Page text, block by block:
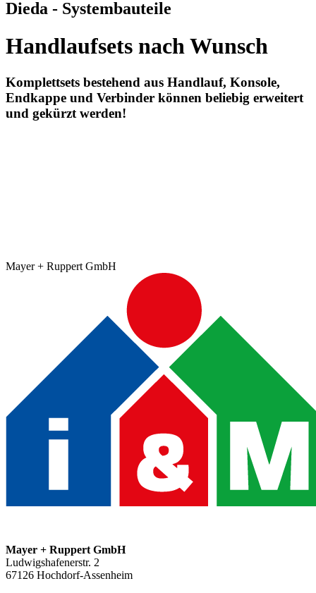
Dieda - Systembauteile
Handlaufsets nach Wunsch
Komplettsets bestehend aus Handlauf, Konsole,
Endkappe und Verbinder können beliebig erweitert
und gekürzt werden!
Mayer + Ruppert GmbH
Mayer + Ruppert GmbH
Ludwigshafenerstr. 2
67126 Hochdorf-Assenheim